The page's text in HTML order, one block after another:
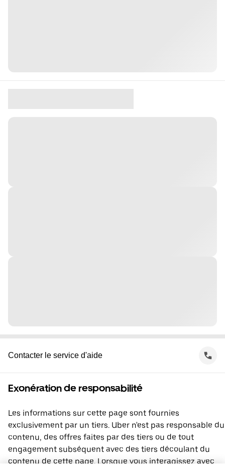
Contacter le service d'aide
Exonération de responsabilité
Les informations sur cette page sont fournies
exclusivement par un tiers. Uber n'est pas responsable du
contenu, des offres faites par des tiers ou de tout
engagement subséquent avec des tiers découlant du
contenu de cette page. Lorsque vous interagissez avec